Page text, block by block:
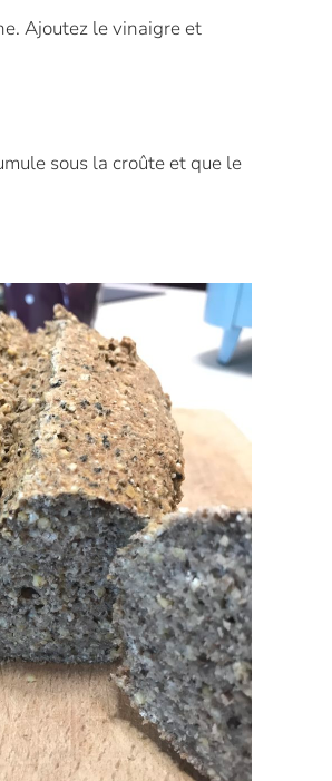
Ajoutez le vinaigre et
sous la croûte et que le